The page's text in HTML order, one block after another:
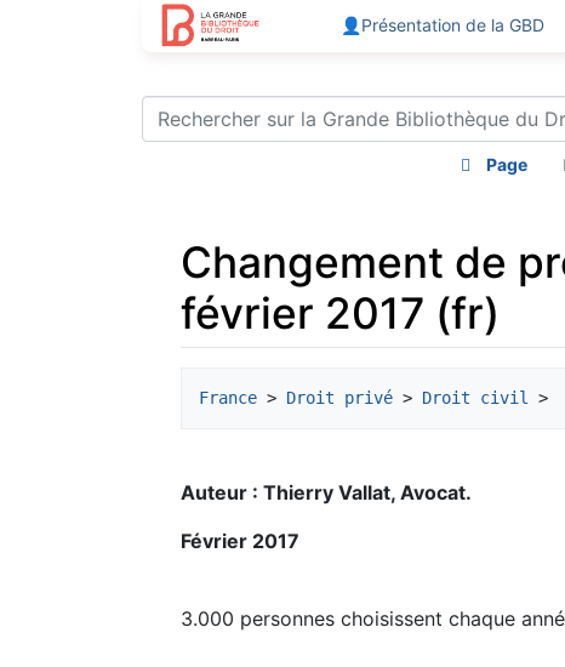
👤Présentation de la GBD
Page
Changement de
février 2017 (fr)
France > Droit privé > Droit civil >
Auteur : Thierry Vallat, Avocat.
Février 2017
3.000 personnes choisissent chaque